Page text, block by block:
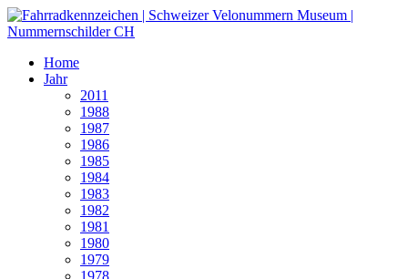
Home
Jahr
2011
1988
1987
1986
1985
1984
1983
1982
1981
1980
1979
1978